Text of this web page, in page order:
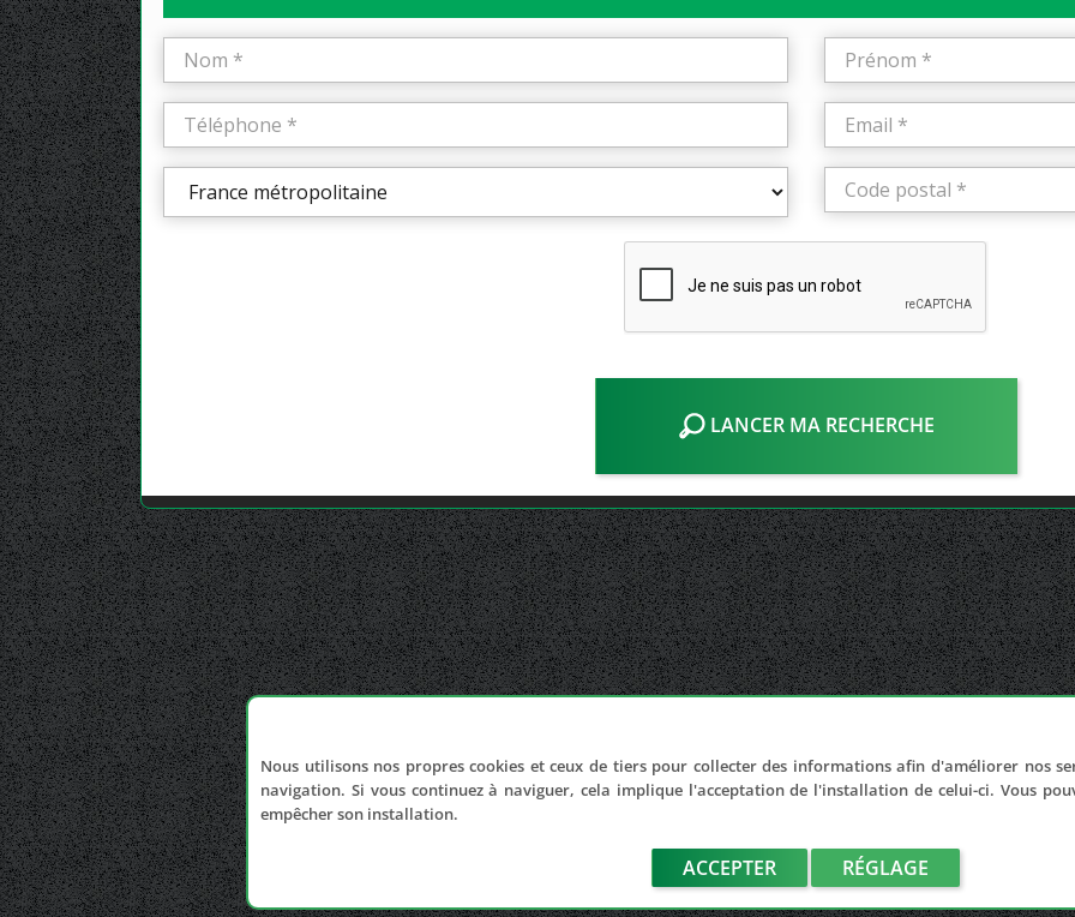
LANCER MA RECHERCHE
Nous utilisons nos propres cookies et ceux de tiers pour collecter des informations afin d'améliorer nos
navigation. Si vous continuez à naviguer, cela implique l'acceptation de l'installation de celui-ci. Vous
empêcher son installation.
ACCEPTER RÉGLAGE